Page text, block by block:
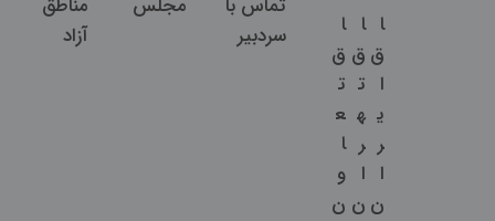
ا
ق
ا
ی
ر
ا
ن
ا
ق
ت
ه
ر
ا
ن
ا
ق
ت
ع
ا
و
ن
تماس با
سردبیر
مجلس
مناطق
آزاد